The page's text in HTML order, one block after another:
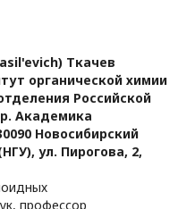
Ткачев
органической химии
Российской
Академика
Новосибирский
ул. Пирогова, 2,
профессор